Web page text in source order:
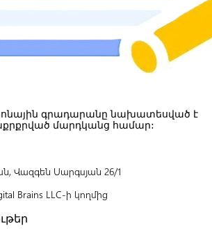
գրադարանը նախատեսված է
մարդկանց համար:
Վազգեն Սարգսյան 26/1
Brains LLC-ի կողմից